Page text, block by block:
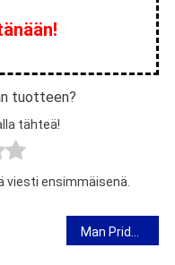
tuotteen?
tähteä!
viesti ensimmäisenä.